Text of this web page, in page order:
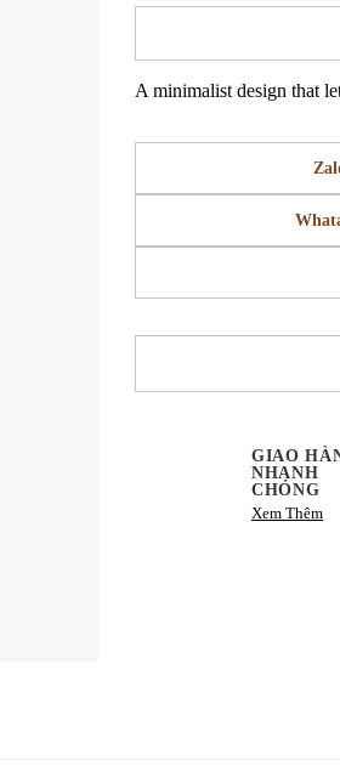
A minimalist design that
GIAO
NHANH
CHÓNG
Xem Thêm